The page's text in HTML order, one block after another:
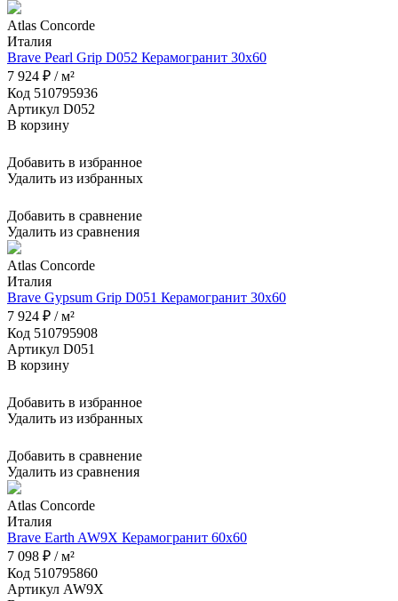
Atlas Concorde
Италия
Brave Pearl Grip D052 Керамогранит 30x60
7 924 ₽ / м²
Код 510795936
Артикул D052
В корзину
Добавить в избранное
Удалить из избранных
Добавить в сравнение
Удалить из сравнения
Atlas Concorde
Италия
Brave Gypsum Grip D051 Керамогранит 30x60
7 924 ₽ / м²
Код 510795908
Артикул D051
В корзину
Добавить в избранное
Удалить из избранных
Добавить в сравнение
Удалить из сравнения
Atlas Concorde
Италия
Brave Earth AW9X Керамогранит 60x60
7 098 ₽ / м²
Код 510795860
Артикул AW9X